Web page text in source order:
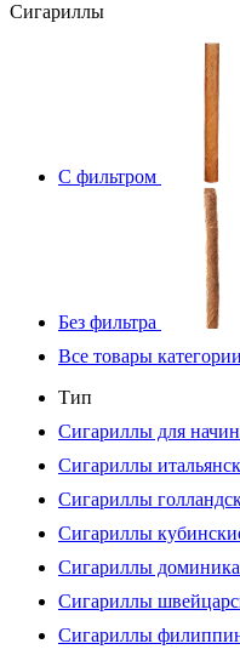
Сигариллы
С фильтром
Без фильтра
Все товары категории
Тип
Сигариллы для
Сигариллы
Сигариллы
Сигариллы
Сигариллы
Сигариллы
Сигариллы